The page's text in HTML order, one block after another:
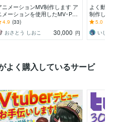
ニメーションMV制作します ア
メーションを使用したMV･PV
制作します！
4.9 (33)
おさとう しおこ
30,000 円
よく動
制作し
などた
5.0
いし
よく購入しているサービ